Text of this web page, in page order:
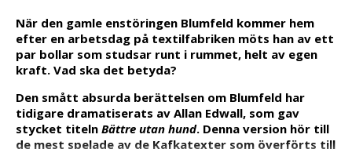
När den gamle enstöringen Blumfeld kommer hem
efter en arbetsdag på textilfabriken möts han av ett
par bollar som studsar runt i rummet, helt av egen
kraft. Vad ska det betyda?
Den smått absurda berättelsen om Blumfeld har
tidigare dramatiserats av Allan Edwall, som gav
stycket titeln Bättre utan hund. Denna version hör till
de mest spelade av de Kafkatexter som överförts till